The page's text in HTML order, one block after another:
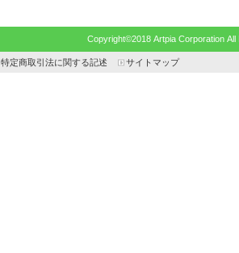
Copyright©2018 Artpia Corporation
特定商取引法に関する記述 サイトマップ